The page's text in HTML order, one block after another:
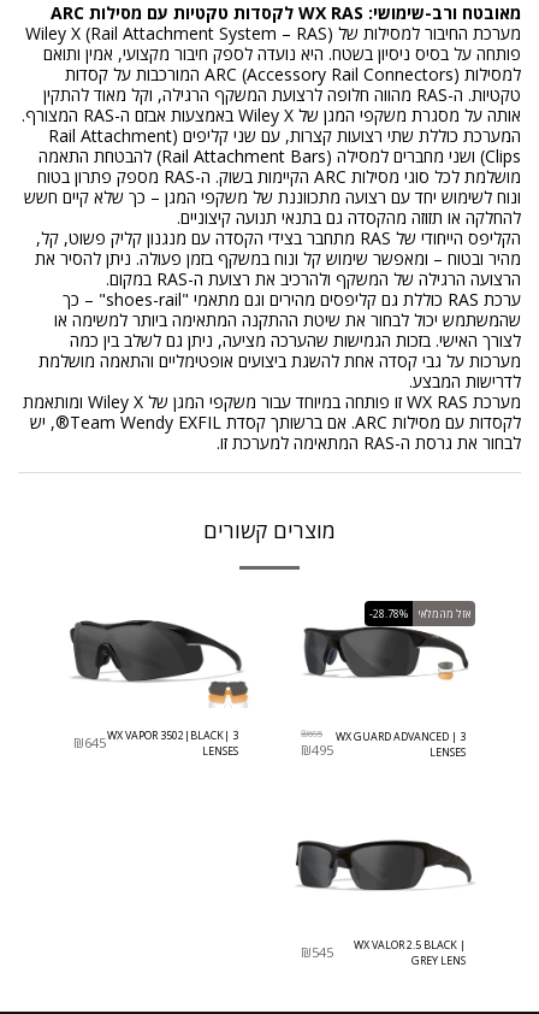
מאובטח ורב-שימושי: WX RAS לקסדות טקטיות עם מסילות ARC
מערכת החיבור למסילות של Wiley X (Rail Attachment System – RAS)
פותחה על בסיס ניסיון בשטח. היא נועדה לספק חיבור מקצועי, אמין ותואם
למסילות ARC (Accessory Rail Connectors) המורכבות על קסדות
טקטיות. ה-RAS מהווה חלופה לרצועת המשקף הרגילה, וקל מאוד להתקין
אותה על מסגרת משקפי המגן של Wiley X באמצעות אבזם ה-RAS המצורף.
המערכת כוללת שתי רצועות קצרות, עם שני קליפים (Rail Attachment
Clips) ושני מחברים למסילה (Rail Attachment Bars) להבטחת התאמה
מושלמת לכל סוגי מסילות ARC הקיימות בשוק. ה-RAS מספק פתרון בטוח
ונוח לשימוש יחד עם רצועה מתכווננת של משקפי המגן – כך שלא קיים חשש
להחלקה או תזוזה מהקסדה גם בתנאי תנועה קיצוניים.
הקליפס הייחודי של RAS מתחבר בצידי הקסדה עם מנגנון קליק פשוט, קל,
מהיר ובטוח – ומאפשר שימוש קל ונוח במשקף בזמן פעולה. ניתן להסיר את
הרצועה הרגילה של המשקף ולהרכיב את רצועת ה-RAS במקום.
ערכת RAS כוללת גם קליפסים מהירים וגם מתאמי "shoes-rail" – כך
שהמשתמש יכול לבחור את שיטת ההתקנה המתאימה ביותר למשימה או
לצורך האישי. בזכות הגמישות שהערכה מציעה, ניתן גם לשלב בין כמה
מערכות על גבי קסדה אחת להשגת ביצועים אופטימליים והתאמה מושלמת
לדרישות המבצע.
מערכת WX RAS זו פותחה במיוחד עבור משקפי המגן של Wiley X ומותאמת
לקסדות עם מסילות ARC. אם ברשותך קסדת Team Wendy EXFIL®, יש
לבחור את גרסת ה-RAS המתאימה למערכת זו.
מוצרים קשורים
אזל מהמלאי -28.78%
WX GUARD ADVANCED | 3
LENSES
₪695
₪495
WX VAPOR 3502|BLACK| 3
LENSES
₪645
WX VALOR 2.5 BLACK |
GREY LENS
₪545